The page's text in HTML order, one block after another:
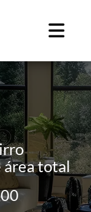
área total